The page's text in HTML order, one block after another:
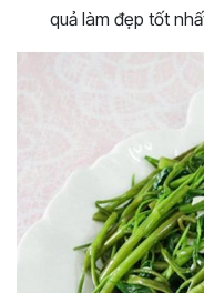
quả làm đẹp tốt